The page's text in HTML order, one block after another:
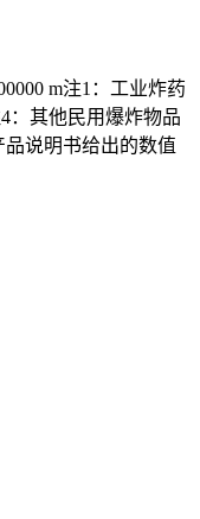
m注1：工业炸药
：其他民用爆炸物品
说明书给出的数值